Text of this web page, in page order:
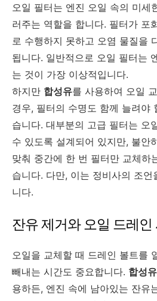
오일 필터는 엔진 오일 속의 미세
러주는 역할을 합니다. 필터가 포
로 수행하지 못하고 오염 물질을
됩니다. 일반적으로 오일 필터는
는 것이 가장 이상적입니다.
하지만 합성유를 사용하여 오일
경우, 필터의 수명도 함께 늘려야
습니다. 대부분의 고급 필터는 오
수 있도록 설계되어 있지만, 불안
맞춰 중간에 한 번 필터만 교체하
습니다. 다만, 이는 정비사의 조
니다.
잔유 제거와 오일 드레인
오일을 교체할 때 드레인 볼트를
빼내는 시간도 중요합니다. 합성유
용하든, 엔진 속에 남아있는 잔유